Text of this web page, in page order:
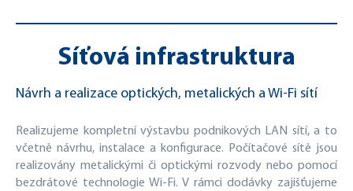
Síťová infrastruktura
Návrh a realizace optických, metalických a Wi-Fi sítí
Realizujeme kompletní výstavbu podnikových LAN sítí, a to
včetně návrhu, instalace a konfigurace. Počítačové sítě jsou
realizovány metalickými či optickými rozvody nebo pomocí
bezdrátové technologie Wi-Fi. V rámci dodávky zajišťujeme